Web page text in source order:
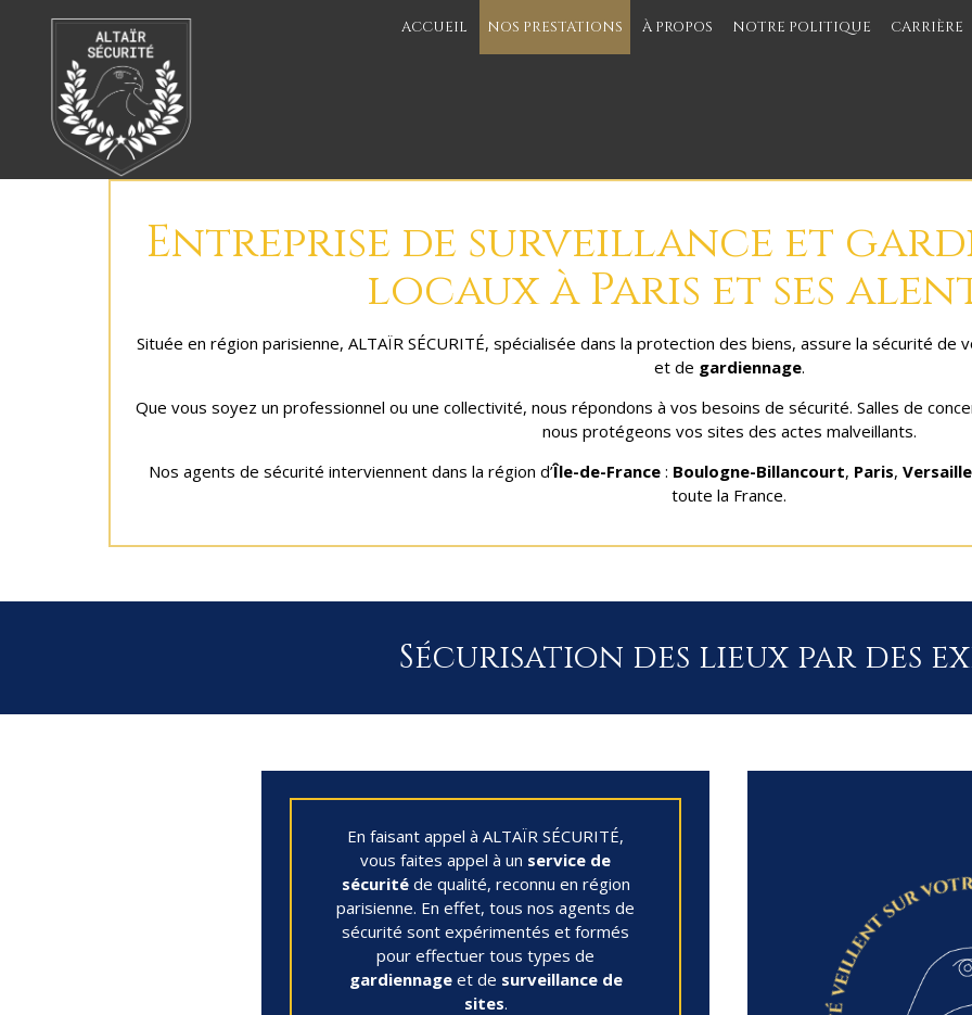
ACCUEIL NOS PRESTATIONS À PROPOS NOTRE POLITIQUE CARRIÈRE
Entreprise de surveillance et
locaux à Paris et ses
Située en région parisienne, ALTAÏR SÉCURITÉ, spécialisée dans la protection des biens, assure la sécurité de
et de gardiennage.
Que vous soyez un professionnel ou une collectivité, nous répondons à vos besoins de sécurité. Salles de
nous protégeons vos sites des actes malveillants.
Nos agents de sécurité interviennent dans la région d’Île-de-France : Boulogne-Billancourt, Paris,
toute la France.
Sécurisation des lieux par des
En faisant appel à ALTAÏR SÉCURITÉ,
vous faites appel à un service de
sécuritéde qualité, reconnu en région
parisienne. En effet, tous nos agents de
sécurité sont expérimentés et formés
pour effectuer tous types de
gardiennageet de surveillance de
sites.